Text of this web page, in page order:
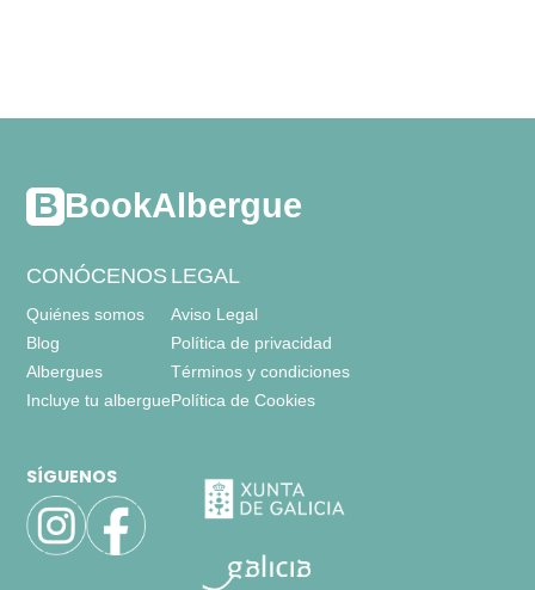
- cama litera para 2 personas = 17
sistema de climatización con termostato,
baños = 3
-
- incluye: wc, lavabo, bañera,
- aseo
- incluye: wc, lavabo, ducha,
BookAlbergue
CONÓCENOS
Quiénes somos
Blog
Albergues
Incluye tu albergue
LEGAL
Aviso Legal
Política de privacidad
Términos y condiciones
Política de Cookies
SÍGUENOS